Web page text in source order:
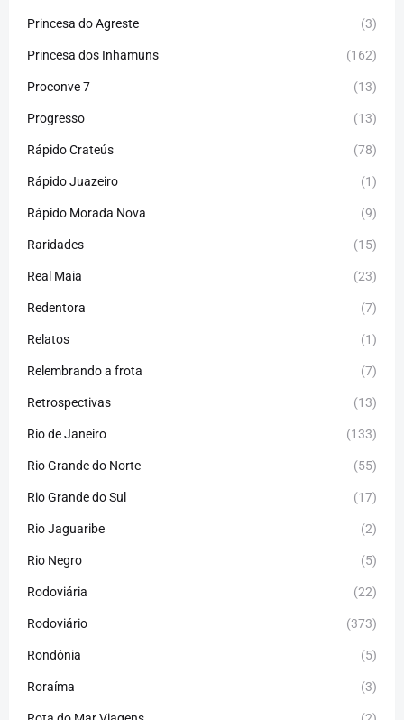
Princesa do Agreste (3)
Princesa dos Inhamuns (162)
Proconve 7 (13)
Progresso (13)
Rápido Crateús (78)
Rápido Juazeiro (1)
Rápido Morada Nova (9)
Raridades (15)
Real Maia (23)
Redentora (7)
Relatos (1)
Relembrando a frota (7)
Retrospectivas (13)
Rio de Janeiro (133)
Rio Grande do Norte (55)
Rio Grande do Sul (17)
Rio Jaguaribe (2)
Rio Negro (5)
Rodoviária (22)
Rodoviário (373)
Rondônia (5)
Roraíma (3)